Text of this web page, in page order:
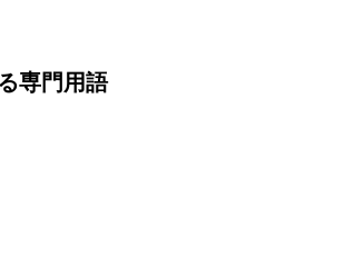
専門用語